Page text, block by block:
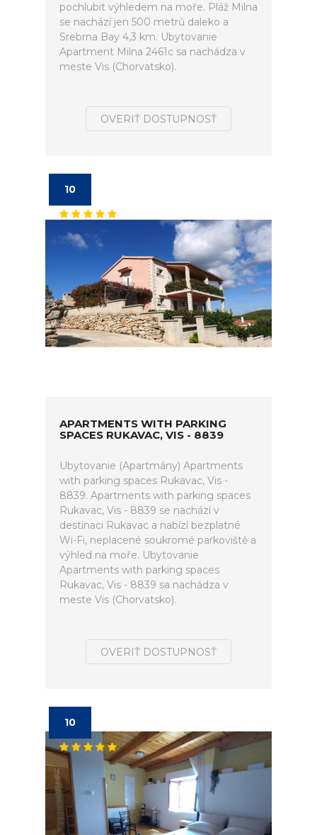
pochlubit výhledem na moře. Pláž Milna
se nachází jen 500 metrů daleko a
Srebrna Bay 4,3 km. Ubytovanie
Apartment Milna 2461c sa nachádza v
meste Vis (Chorvatsko).
OVERIŤ DOSTUPNOSŤ
10
APARTMENTS WITH PARKING
SPACES RUKAVAC, VIS - 8839
Ubytovanie (Apartmány) Apartments
with parking spaces Rukavac, Vis -
8839. Apartments with parking spaces
Rukavac, Vis - 8839 se nachází v
destinaci Rukavac a nabízí bezplatné
Wi-Fi, neplacené soukromé parkoviště a
výhled na moře. Ubytovanie
Apartments with parking spaces
Rukavac, Vis - 8839 sa nachádza v
meste Vis (Chorvatsko).
OVERIŤ DOSTUPNOSŤ
10